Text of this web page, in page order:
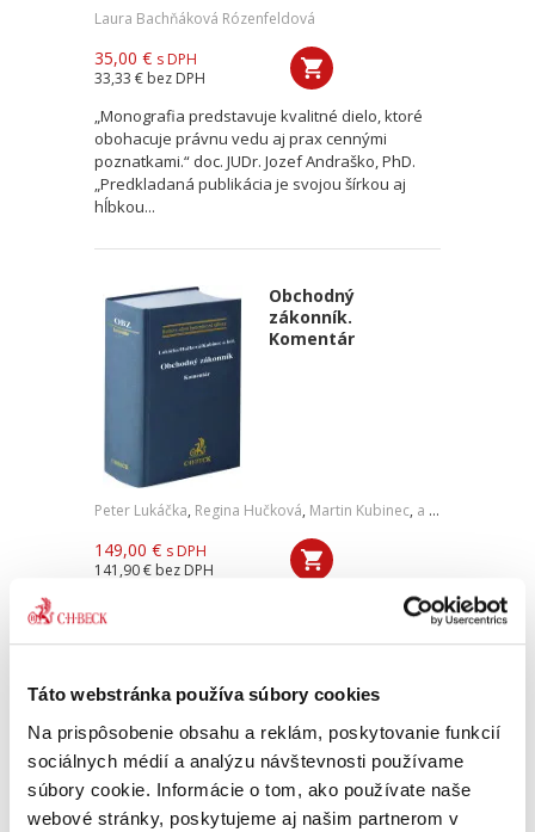
Táto webstránka používa súbory cookies
Na prispôsobenie obsahu a reklám, poskytovanie funkcií
sociálnych médií a analýzu návštevnosti používame
súbory cookie. Informácie o tom, ako používate naše
webové stránky, poskytujeme aj našim partnerom v
Laura Bachňáková Rózenfeldová
35,00 € s DPH
33,33 € bez DPH
„Monografia predstavuje kvalitné dielo, ktoré
obohacuje právnu vedu aj prax cennými
poznatkami.“ doc. JUDr. Jozef Andraško, PhD.
„Predkladaná publikácia je svojou šírkou aj
hĺbkou...
Obchodný
zákonník.
Komentár
Peter Lukáčka, Regina Hučková, Martin Kubinec, a kol.
149,00 € s DPH
141,90 €bez DPH
Komentár k Obchodnému zákonníku
predstavuje výnimočné spojenie vedeckej
bohatá aktuálna judikatúra Ústavného súdu...
Právne vzťahy v
kolaboratívnom